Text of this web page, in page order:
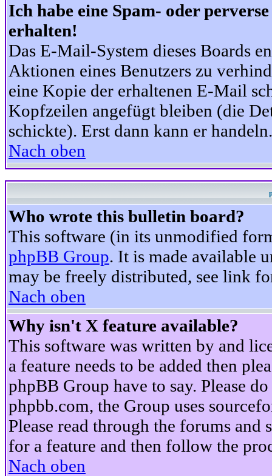
Ich habe eine Spam- oder
erhalten!
Das E-Mail-System dieses Boards
Aktionen eines Benutzers zu
eine Kopie der erhaltenen E-Mail
Kopfzeilen angefügt bleiben (die
schickte). Erst dann kann er handeln.
Nach oben
Who wrote this bulletin board?
This software (in its unmodified
phpBB Group. It is made available
may be freely distributed, see link
Nach oben
Why isn't X feature available?
This software was written by and
a feature needs to be added then
phpBB Group have to say. Please
phpbb.com, the Group uses
Please read through the forums
for a feature and then follow the
Nach oben